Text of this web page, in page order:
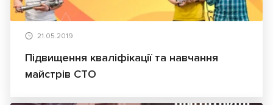
21.05.2019
Підвищення кваліфікації та навчання
майстрів СТО